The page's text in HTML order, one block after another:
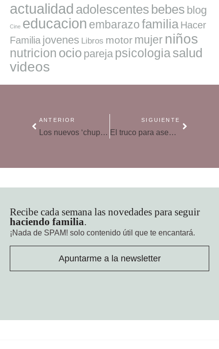
actualidad adolescentes bebes blog
Cine educacion embarazofamilia Hacer
Familia jovenes Libros motor mujer niños
nutricion ocio pareja psicologiasalud
videos
ANTERIOR
Los nuevos ‘chupetes virtuales’: por qué evitar calmar o entrener a los niños con pantallas este verano
SIGUIENTE
El truco para asegurar el éxito a largo plazo en tus hijos
Recibe cada semana las novedades para seguir
haciendo familia.
¡Nada de SPAM! solo contenido útil que te encantará.
Apuntarme a la newsletter